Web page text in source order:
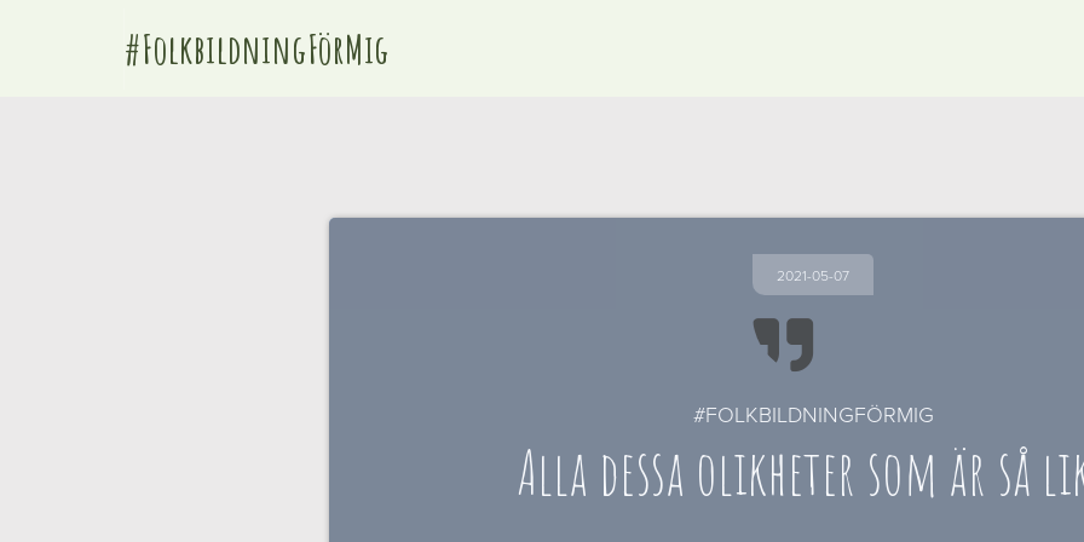
#FolkbildningFörMig

2021-05-07
#FOLKBILDNINGFÖRMIG
Alla dessa olikheter som är så